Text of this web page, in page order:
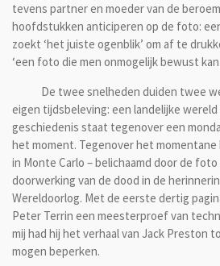
tevens partner en moeder van de
hoofdstukken anticiperen op de foto:
zoekt ‘het juiste ogenblik’ om af te
‘een foto die men onmogelijk bewust kan
De twee snelheden duiden twee
eigen tijdsbeleving: een landelijke
geschiedenis staat tegenover een
het moment. Tegenover het
in Monte Carlo – belichaamd door de
doorwerking van de dood in de
Wereldoorlog. Met de eerste dertig
Peter Terrin een meesterproef van
mij had hij het verhaal van Jack Preston
mogen beperken.